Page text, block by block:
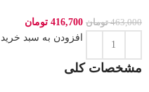
463,000 تومان 416,700 تومان
افزودن به سبد خرید
مشخصات کلی